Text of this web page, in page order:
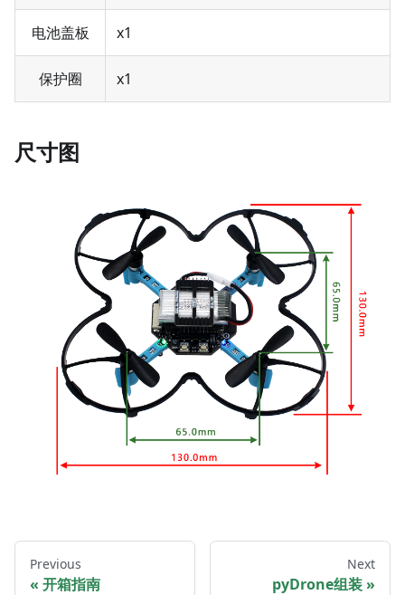
电池盖板 x1
保护圈 x1
尺寸图
Previous
开箱指南
Next
pyDrone组装